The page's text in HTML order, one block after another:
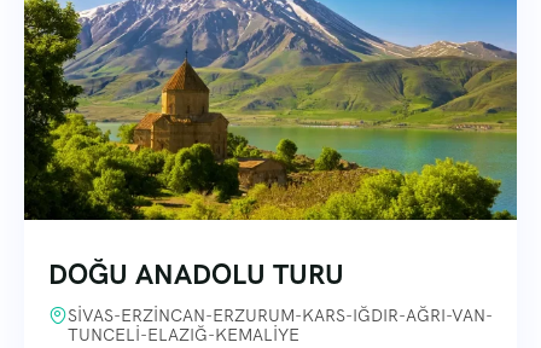
DOĞU ANADOLU TURU
SİVAS-ERZİNCAN-ERZURUM-KARS-IĞDIR-AĞRI-VAN-
TUNCELİ-ELAZIĞ-KEMALİYE